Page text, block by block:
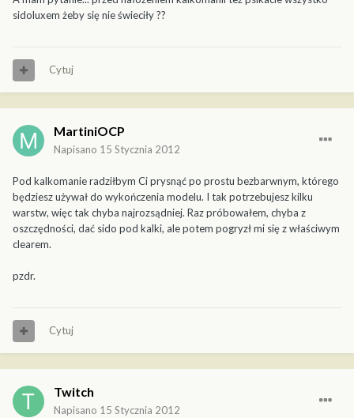
sidoluxem żeby się nie świeciły ??
Cytuj
MartiniOCP
Napisano 15 Stycznia 2012
Pod kalkomanie radziłbym Ci prysnąć po prostu bezbarwnym, którego
będziesz używał do wykończenia modelu. I tak potrzebujesz kilku
warstw, więc tak chyba najrozsądniej. Raz próbowałem, chyba z
oszczędności, dać sido pod kalki, ale potem pogryzł mi się z właściwym
clearem.
pzdr.
Cytuj
Twitch
Napisano 15 Stycznia 2012